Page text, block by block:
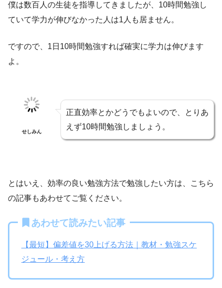
僕は数百人の生徒を指導してきましたが、10時間勉強し
ていて学力が伸びなかった人は1人も居ません。
ですので、1日10時間勉強すれば確実に学力は伸びます
よ。
せしみん
正直効率とかどうでもよいので、とりあ
えず10時間勉強しましょう。
とはいえ、効率の良い勉強方法で勉強したい方は、こちら
の記事もあわせてご覧ください。
あわせて読みたい記事
【最短】偏差値を30上げる方法｜教材・勉強スケ
ジュール・考え方